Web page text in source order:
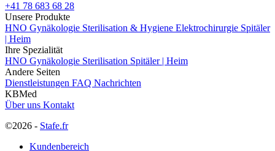
+41 78 683 68 28
Unsere Produkte
HNO Gynäkologie Sterilisation & Hygiene Elektrochirurgie Spitäler
| Heim
Ihre Spezialität
HNO Gynäkologie Sterilisation Spitäler | Heim
Andere Seiten
Dienstleistungen FAQ Nachrichten
KBMed
Über uns Kontakt
©2026 - Stafe.fr
Kundenbereich